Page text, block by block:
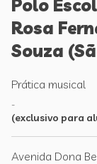
Polo
Rosa
Souza
Prática musical
-
(exclusivo para
Avenida Dona